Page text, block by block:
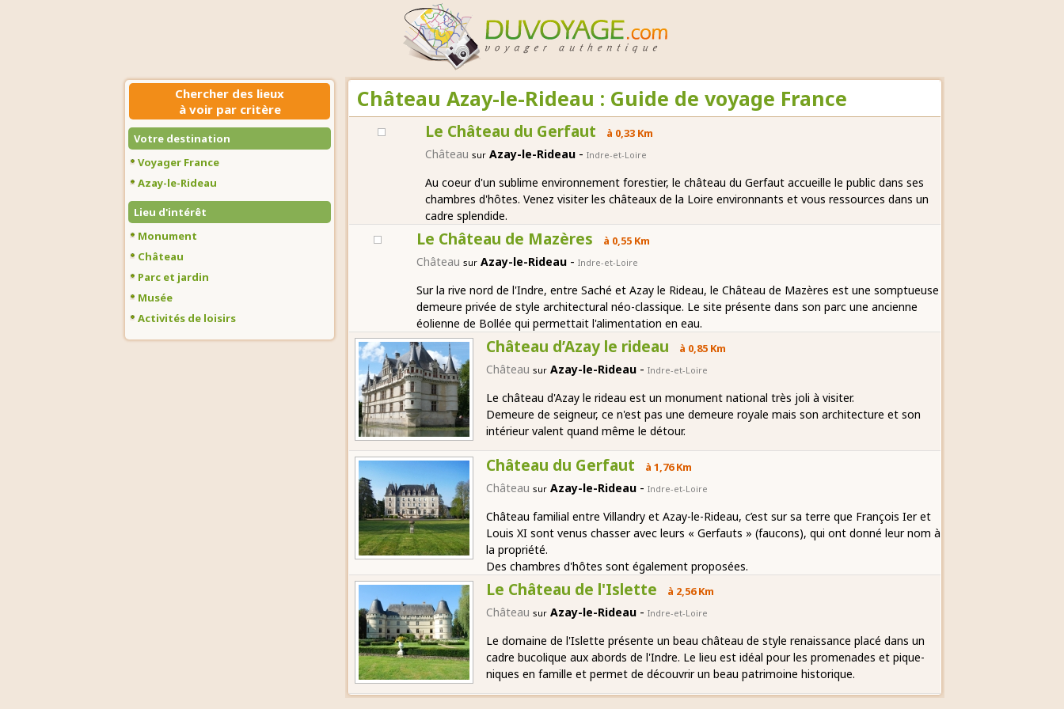
Chercher des lieux
à voir par critère
Votre destination
Voyager France
Azay-le-Rideau
Lieu d'intérêt
Monument
Château
Parc et jardin
Musée
Activités de loisirs
Château Azay-le-Rideau : Guide de voyage France
Le Château du Gerfaut à 0,33 Km
Château sur Azay-le-Rideau - Indre-et-Loire
Au coeur d'un sublime environnement forestier, le château du Gerfaut accueille le public dans ses
chambres d'hôtes. Venez visiter les châteaux de la Loire environnants et vous ressources dans un
cadre splendide.
Le Château de Mazères à 0,55 Km
Château sur Azay-le-Rideau -Indre-et-Loire
Sur la rive nord de l'Indre, entre Saché et Azay le Rideau, le Château de Mazères est une somptueuse
demeure privée de style architectural néo-classique. Le site présente dans son parc une ancienne
éolienne de Bollée qui permettait l'alimentation en eau.
Château d’Azay le rideau à 0,85 Km
Château sur Azay-le-Rideau - Indre-et-Loire
Le château d'Azay le rideau est un monument national très joli à visiter.
Demeure de seigneur, ce n'est pas une demeure royale mais son architecture et son
intérieur valent quand même le détour.
Château du Gerfaut à 1,76 Km
Château sur Azay-le-Rideau - Indre-et-Loire
Château familial entre Villandry et Azay-le-Rideau, c’est sur sa terre que François Ier et
Louis XI sont venus chasser avec leurs « Gerfauts » (faucons), qui ont donné leur nom à
la propriété.
Des chambres d'hôtes sont également proposées.
Le Château de l'Islette à 2,56 Km
Château sur Azay-le-Rideau - Indre-et-Loire
Le domaine de l'Islette présente un beau château de style renaissance placé dans un
cadre bucolique aux abords de l'Indre. Le lieu est idéal pour les promenades et pique-
niques en famille et permet de découvrir un beau patrimoine historique.